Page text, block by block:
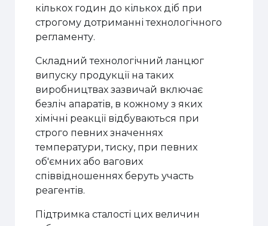
кількох годин до кількох діб при
строгому дотриманні технологічного
регламенту.
Складний технологічний ланцюг
випуску продукції на таких
виробництвах зазвичай включає
безліч апаратів, в кожному з яких
хімічні реакції відбуваються при
строго певних значеннях
температури, тиску, при певних
об'ємних або вагових
співвідношеннях беруть участь
реагентів.
Підтримка сталості цих величин